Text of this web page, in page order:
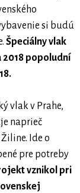
si budú
Špeciálny vlak
2018 popoludní
vlak v Prahe,
naprieč
Ide o
pre potreby
vznikol pri